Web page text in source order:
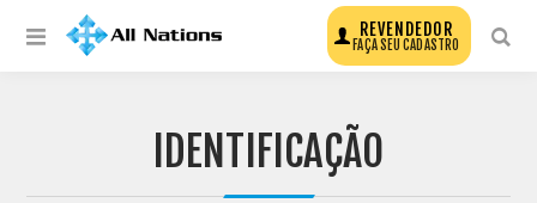
REVENDEDOR
FAÇA SEU CADASTRO
IDENTIFICAÇÃO